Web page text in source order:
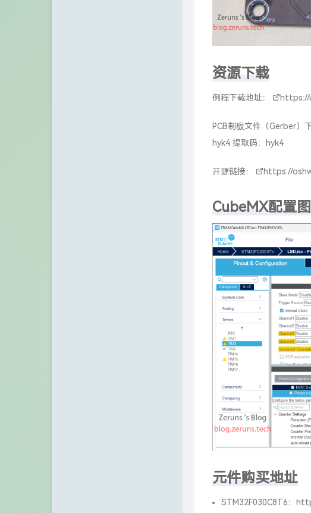
资源下载
例程下载地址： https://
PCB制板文件（Gerber）下
hyk4 提取码：hyk4
开源链接： https://
CubeMX配置图
元件购买地址
STM32F030C8T6：